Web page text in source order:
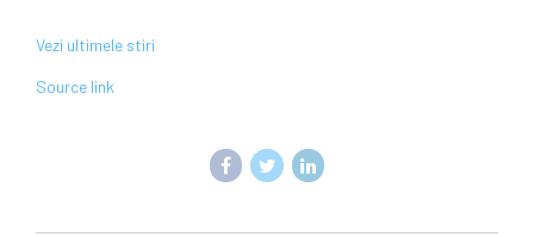
Vezi ultimele stiri
Source link